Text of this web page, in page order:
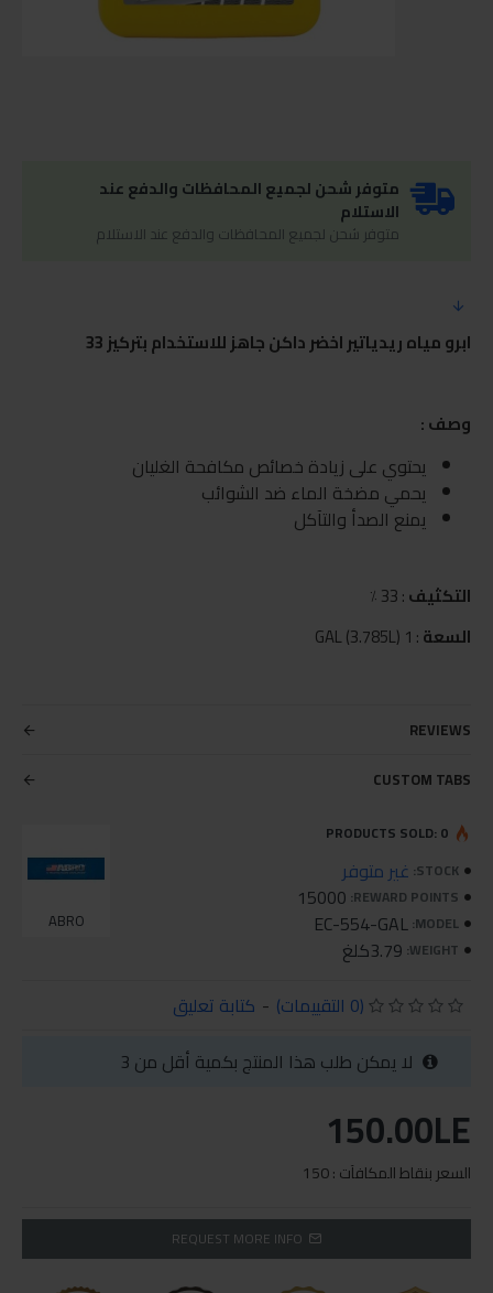
متوفر شحن لجميع المحافظات والدفع عند
الاستلام
متوفر شحن لجميع المحافظات والدفع عند الاستلام
ابرو مياه ريدياتير اخضر داكن جاهز للاستخدام بتركيز 33
وصف :
يحتوي على زيادة خصائص مكافحة الغليان
يحمي مضخة الماء ضد الشوائب
يمنع الصدأ والتآكل
التكثيف: 33 ٪
السعة: 1 GAL (3.785L)
REVIEWS
CUSTOM TABS
STOCK: غير متوفر
REWARD POINTS:
15000
MODEL:
EC-554-GAL
WEIGHT: 3.79كلغ
ABRO
PRODUCTS SOLD: 0
(0 التقييمات) - كتابة تعليق
150.00LE
السعر بنقاط المكافآت : 150
لا يمكن طلب هذا المنتج بكمية أقل من 3
REQUEST MORE INFO